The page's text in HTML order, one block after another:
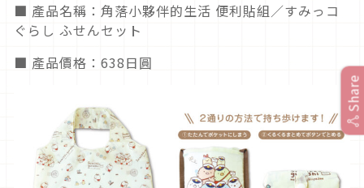
■ 產品名稱：角落小夥伴的生活 便利貼組／すみっコ
ぐらし ふせんセット
■ 產品價格：638日圓
Share